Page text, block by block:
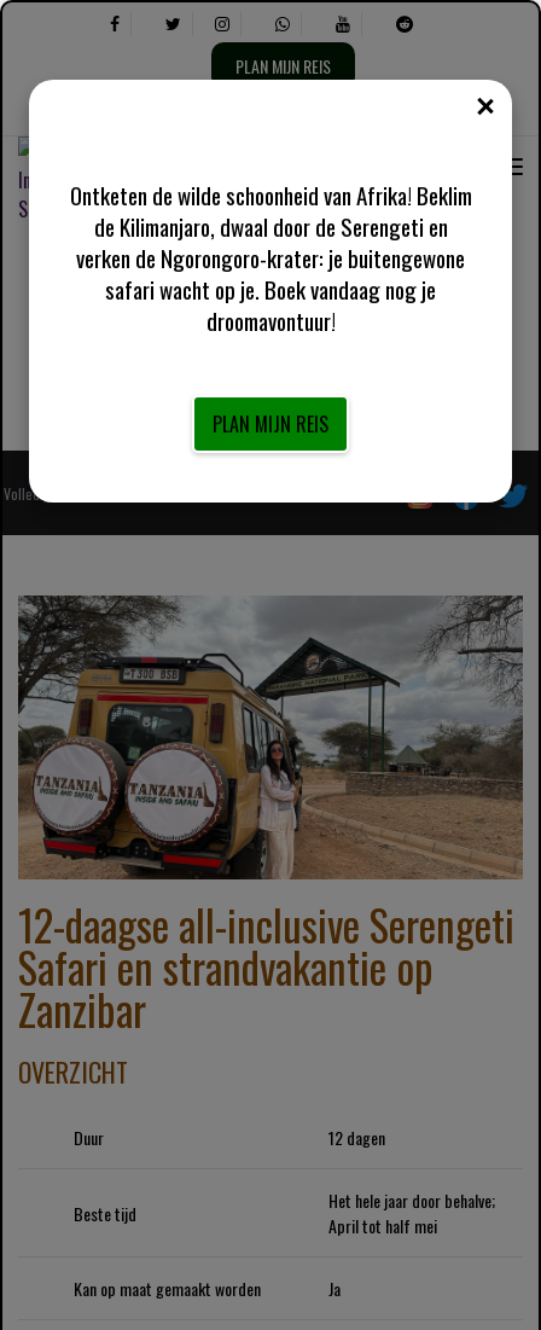
PLAN MIJN REIS
12-daagse all-inclusive Serengeti Safari en
strandvakantie op Zanzibar
Volledig geregistreerde Afrikaanse lokale touroperator
12-daagse all-inclusive Serengeti
Safari en strandvakantie op
Zanzibar
OVERZICHT
Duur 12 dagen
Beste tijd
Het hele jaar door behalve;
April tot half mei
Kan op maat gemaakt worden Ja
Ontketen de wilde schoonheid van Afrika! Beklim
de Kilimanjaro, dwaal door de Serengeti en
verken de Ngorongoro-krater: je buitengewone
safari wacht op je. Boek vandaag nog je
droomavontuur!
PLAN MIJN REIS